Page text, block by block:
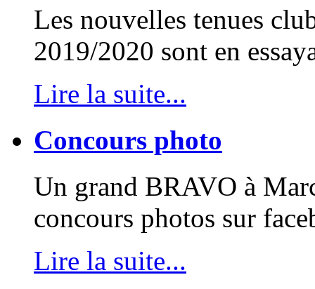
Les nouvelles tenues
2019/2020 sont en
Lire la suite...
Concours photo
Un grand BRAVO à
concours photos sur
Lire la suite...